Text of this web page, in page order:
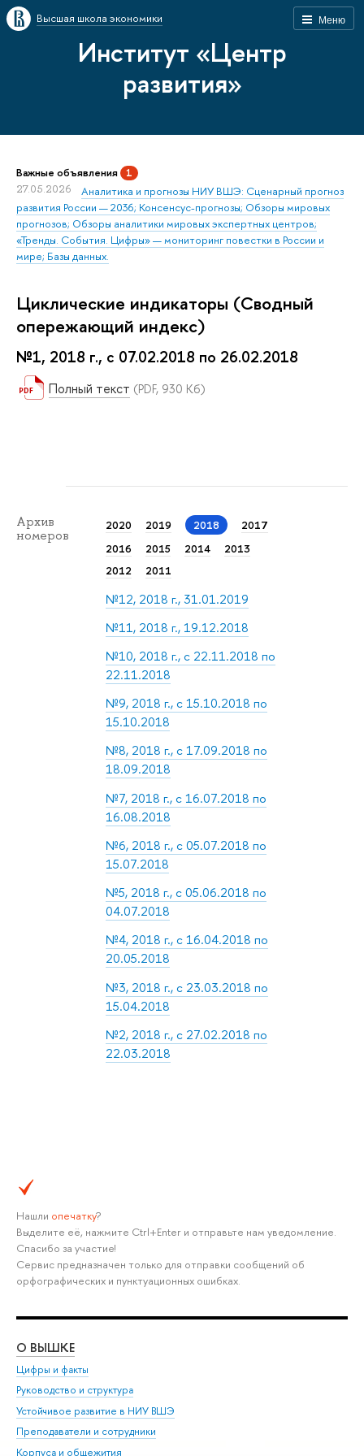
Меню
Высшая школа экономики
Институт «Центр
развития»
Важные объявления 1
27.05.2026
Аналитика и прогнозы НИУ ВШЭ: Сценарный прогноз
развития России — 2036; Консенсус-прогнозы; Обзоры мировых
прогнозов; Обзоры аналитики мировых экспертных центров;
«Тренды. События. Цифры» — мониторинг повестки в России и
мире; Базы данных.
Циклические индикаторы (Сводный
опережающий индекс)
№1, 2018 г., с 07.02.2018 по 26.02.2018
Полный текст (PDF, 930 Кб)
Архив
номеров
2020 2019 2018
2017
2016
2015 2014
2013
2012
2011
№12, 2018 г., 31.01.2019
№11, 2018 г., 19.12.2018
№10, 2018 г., с 22.11.2018 по
22.11.2018
№9, 2018 г., с 15.10.2018 по
15.10.2018
№8, 2018 г., с 17.09.2018 по
18.09.2018
№7, 2018 г., с 16.07.2018 по
16.08.2018
№6, 2018 г., с 05.07.2018 по
15.07.2018
№5, 2018 г., с 05.06.2018 по
04.07.2018
№4, 2018 г., с 16.04.2018 по
20.05.2018
№3, 2018 г., с 23.03.2018 по
15.04.2018
№2, 2018 г., с 27.02.2018 по
22.03.2018
Нашли опечатку?
Выделите её, нажмите Ctrl+Enter и отправьте нам уведомление.
Спасибо за участие!
Сервис предназначен только для отправки сообщений об
орфографических и пунктуационных ошибках.
О ВЫШКЕ
Цифры и факты
Руководство и структура
Устойчивое развитие в НИУ ВШЭ
Преподаватели и сотрудники
Корпуса и общежития